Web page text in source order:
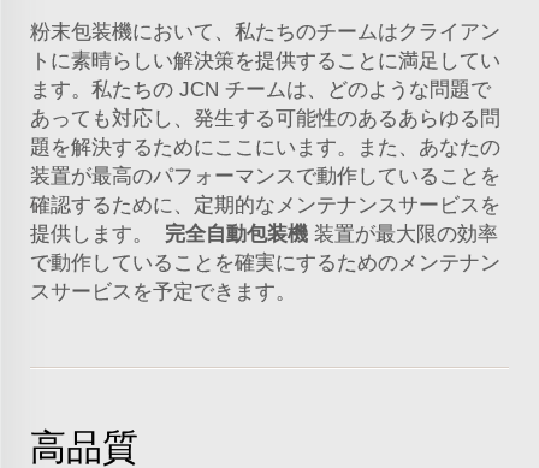
粉末包装機において、私たちのチームはクライアン
トに素晴らしい解決策を提供することに満足してい
ます。私たちの JCN チームは、どのような問題で
あっても対応し、発生する可能性のあるあらゆる問
題を解決するためにここにいます。また、あなたの
装置が最高のパフォーマンスで動作していることを
確認するために、定期的なメンテナンスサービスを
提供します。
完全自動包装機 装置が最大限の効率
で動作していることを確実にするためのメンテナン
スサービスを予定できます。
高品質